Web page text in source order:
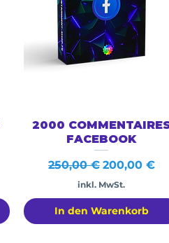
Schnellansicht
2000
FACEBOOK
Standardpreis
250,00 € Sale-Preis
200,00 €
inkl. MwSt.
In den Warenkorb